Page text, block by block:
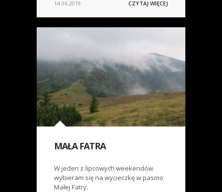
14.06.2019 CZYTAJ WIĘCEJ
MAŁA FATRA
W jeden z lipcowych weekendów
wybieram się na wycieczkę w pasmo
Małej Fatry.